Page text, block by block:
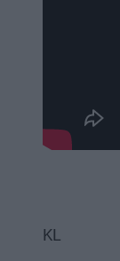
KL